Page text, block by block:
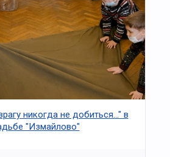
никогда не добиться..." в
"Измайлово"